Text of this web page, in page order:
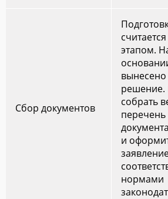
Сбор документов
этапом.
вынесено
решение.
собрать
перечень
и
нормами